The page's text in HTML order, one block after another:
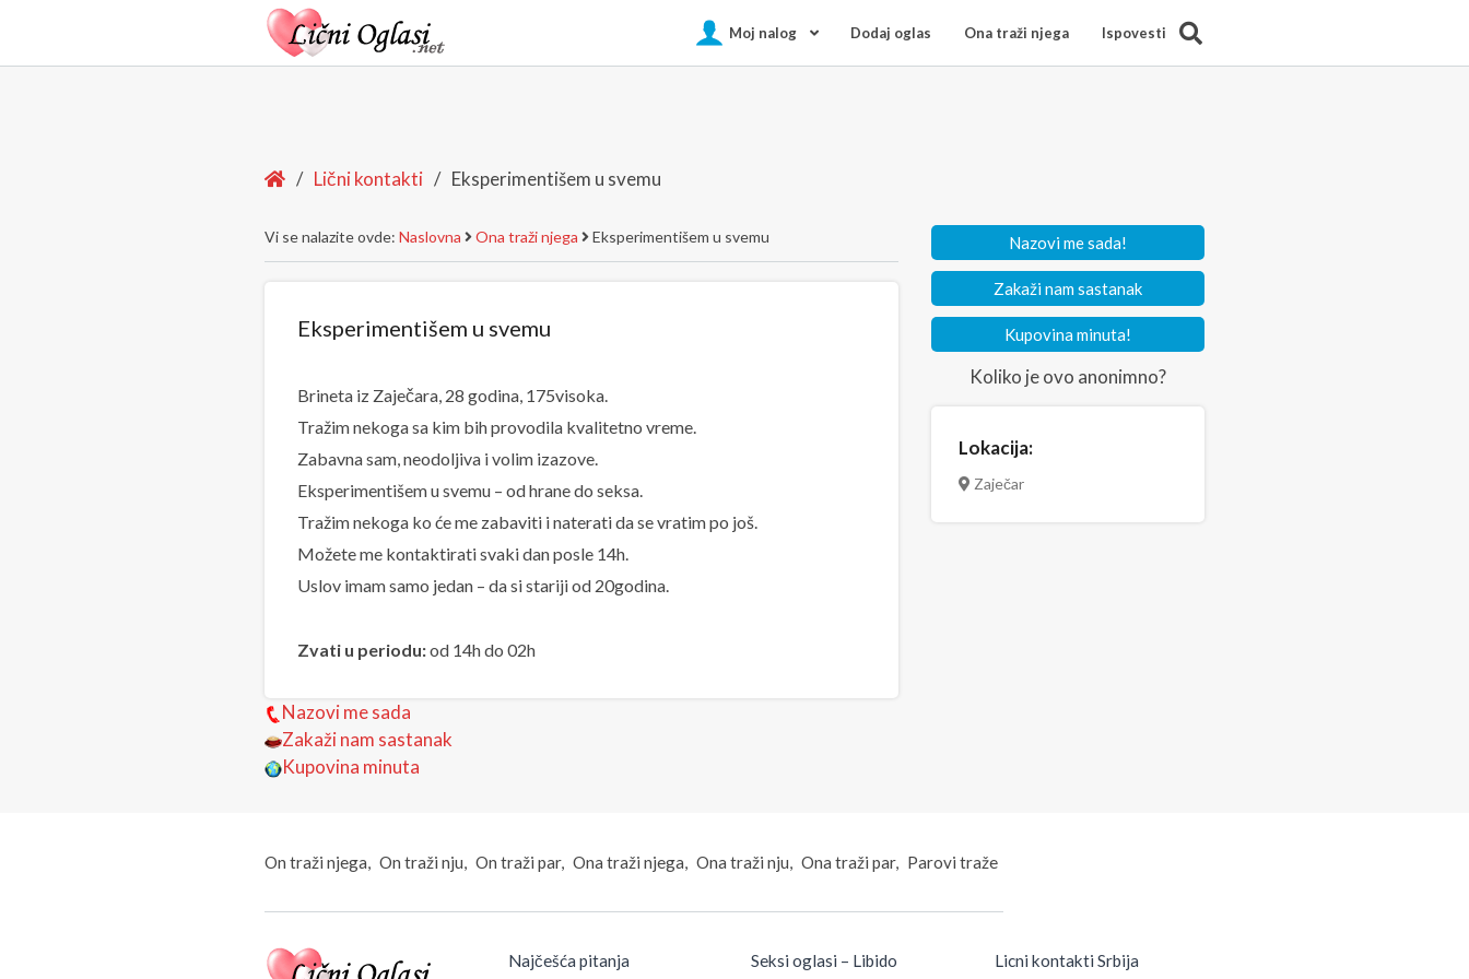
Moj nalog Dodaj oglas Ona traži njega Ispovesti
Home
/ Lični kontakti / Eksperimentišem u svemu
Vi se nalazite ovde: Naslovna Ona traži njega Eksperimentišem u svemu
Eksperimentišem u svemu
Brineta iz Zaječara, 28 godina, 175visoka.
Tražim nekoga sa kim bih provodila kvalitetno vreme.
Zabavna sam, neodoljiva i volim izazove.
Eksperimentišem u svemu – od hrane do seksa.
Tražim nekoga ko će me zabaviti i naterati da se vratim po još.
Možete me kontaktirati svaki dan posle 14h.
Uslov imam samo jedan – da si stariji od 20godina.
Zvati u periodu:od 14h do 02h
Nazovi me sada!
Zakaži nam sastanak
Kupovina minuta!
Koliko je ovo anonimno?
Lokacija:
Zaječar
Nazovi me sada
Zakaži nam sastanak
Kupovina minuta
On traži njega On traži nju On traži par Ona traži njega Ona traži nju Ona traži par Parovi traže
Najčešća pitanja Seksi oglasi – Libido Licni kontakti Srbija